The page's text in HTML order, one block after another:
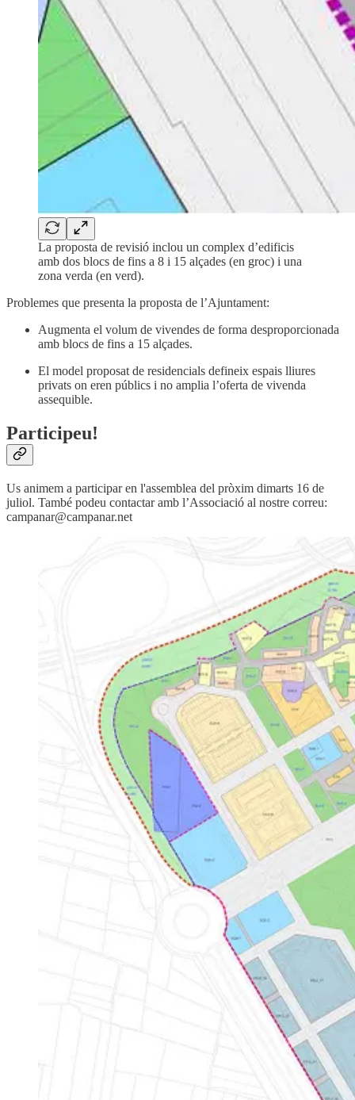
La proposta de revisió inclou un complex d’edificis
amb dos blocs de fins a 8 i 15 alçades (en groc) i una
zona verda (en verd).
Problemes que presenta la proposta de l’Ajuntament:
Augmenta el volum de vivendes de forma desproporcionada
amb blocs de fins a 15 alçades.
El model proposat de residencials defineix espais lliures
privats on eren públics i no amplia l’oferta de vivenda
assequible.
Participeu!
Us animem a participar en l'assemblea del pròxim dimarts 16 de
juliol. També podeu contactar amb l’Associació al nostre correu:
campanar@campanar.net